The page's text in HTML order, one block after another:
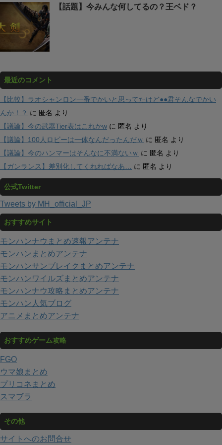
【話題】今みんな何してるの？王ベド？
最近のコメント
【比較】ラオシャンロン一番でかいと思ってたけど●●君そんなでかい
んか！？ に 匿名 より
【議論】今の武器Tier表はこれかw に 匿名 より
【議論】100人ロビーは一体なんだったんだｗ に 匿名 より
【議論】今のハンマーはそんなに不満ないｗ に 匿名 より
【ガンランス】差別化してくれればなあ… に 匿名 より
公式Twitter
Tweets by MH_official_JP
おすすめサイト
モンハンナウまとめ速報アンテナ
モンハンまとめアンテナ
モンハンサンブレイクまとめアンテナ
モンハンワイルズまとめアンテナ
モンハンナウ攻略まとめアンテナ
モンハン人気ブログ
アニメまとめアンテナ
おすすめゲーム攻略
FGO
ウマ娘まとめ
プリコネまとめ
スマブラ
その他
サイトへのお問合せ